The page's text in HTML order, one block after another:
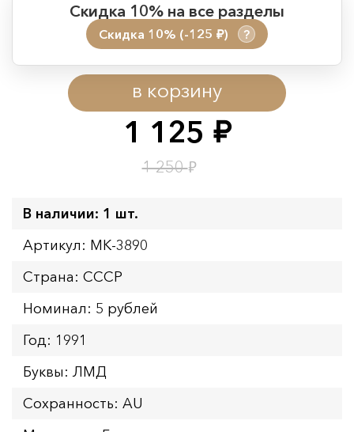
1 125 руб.
1 250₽
в корзину
Скидка 10% на все разделы
Скидка 10% (-125 руб.) ?
Период действия акции:
Начало:
08.08.2026 00:01
Окончание:
09.08.2026 23:59
Время до окончания:
В наличии: 1 шт.
Артикул: MK-3890
Страна: СССР
Номинал: 5 рублей
Год: 1991
Буквы: ЛМД
Сохранность: AU